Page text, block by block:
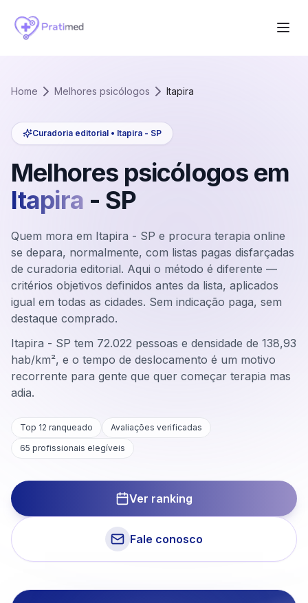
Home Melhores psicólogos Itapira
Curadoria editorial • Itapira - SP
Melhores psicólogos em
Itapira - SP
Quem mora em Itapira - SP e procura terapia online
se depara, normalmente, com listas pagas disfarçadas
de curadoria editorial. Aqui o método é diferente —
critérios objetivos definidos antes da lista, aplicados
igual em todas as cidades. Sem indicação paga, sem
destaque comprado.
Itapira - SP tem 72.022 pessoas e densidade de 138,93
hab/km², e o tempo de deslocamento é um motivo
recorrente para gente que quer começar terapia mas
adia.
Top 12 ranqueado
Avaliações verificadas
65 profissionais elegíveis
Ver ranking
Fale conosco